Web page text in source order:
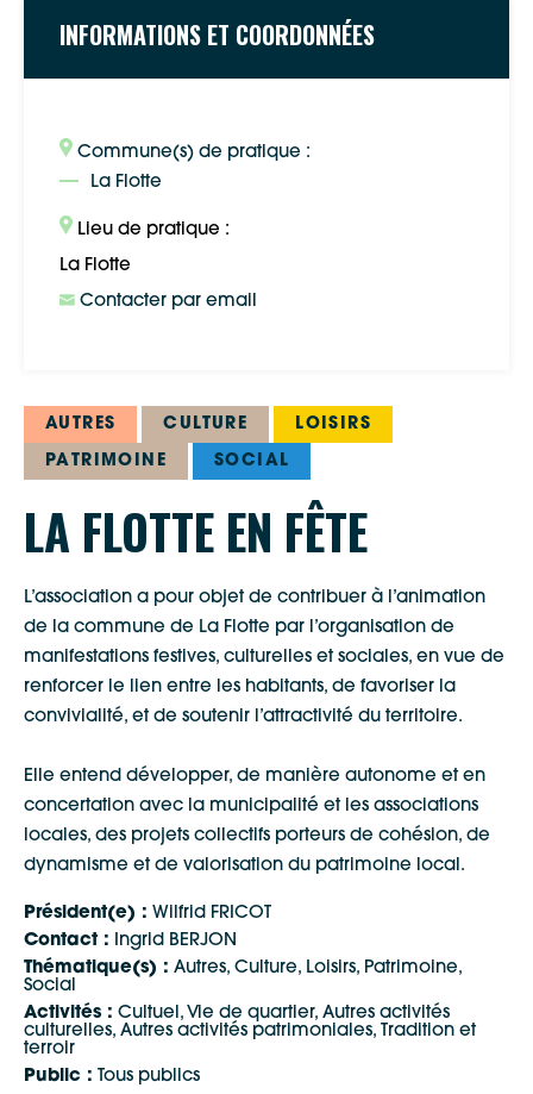
INFORMATIONS ET COORDONNÉES
Commune(s) de pratique :
La Flotte
Lieu de pratique :
La Flotte
Contacter par email
AUTRES CULTURE LOISIRS
PATRIMOINE SOCIAL
LA FLOTTE EN FÊTE
L’association a pour objet de contribuer à l’animation
de la commune de La Flotte par l’organisation de
manifestations festives, culturelles et sociales, en vue de
renforcer le lien entre les habitants, de favoriser la
convivialité, et de soutenir l’attractivité du territoire.
Elle entend développer, de manière autonome et en
concertation avec la municipalité et les associations
locales, des projets collectifs porteurs de cohésion, de
dynamisme et de valorisation du patrimoine local.
Président(e) : Wilfrid FRICOT
Contact : Ingrid BERJON
Thématique(s) : Autres, Culture, Loisirs, Patrimoine,
Social
Activités : Cultuel, Vie de quartier, Autres activités
culturelles, Autres activités patrimoniales, Tradition et
terroir
Public : Tous publics